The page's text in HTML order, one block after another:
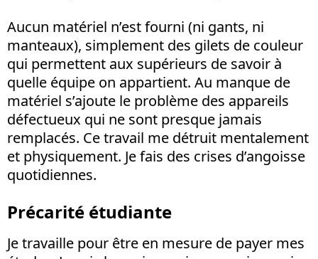
Aucun matériel n’est fourni (ni gants, ni
manteaux), simplement des gilets de couleur
qui permettent aux supérieurs de savoir à
quelle équipe on appartient. Au manque de
matériel s’ajoute le problème des appareils
défectueux qui ne sont presque jamais
remplacés. Ce travail me détruit mentalement
et physiquement. Je fais des crises d’angoisse
quotidiennes.
Précarité étudiante
Je travaille pour être en mesure de payer mes